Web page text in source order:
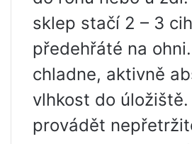
sklep stačí 2 – 3
předehřáté na
chladne, aktivně
vlhkost do
provádět